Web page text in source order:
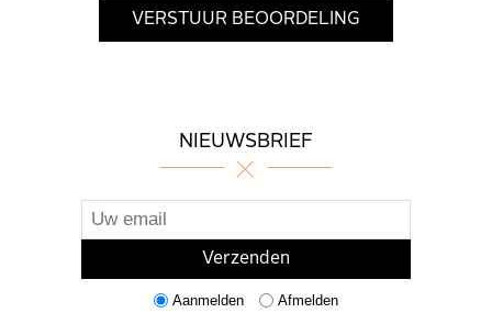
NIEUWSBRIEF
Aanmelden Afmelden